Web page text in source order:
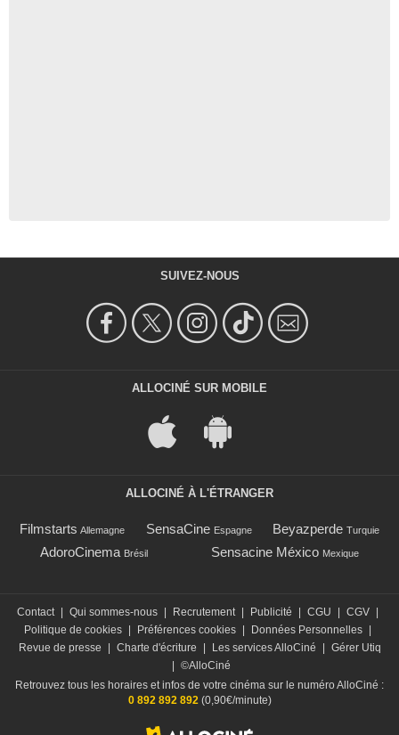
SUIVEZ-NOUS
ALLOCINÉ SUR MOBILE
ALLOCINÉ À L'ÉTRANGER
Filmstarts Allemagne SensaCine Espagne Beyazperde Turquie
AdoroCinema Brésil Sensacine México Mexique
Contact Qui sommes-nous Recrutement Publicité CGU CGV
Politique de cookies
Préférences cookies Données Personnelles
Revue de presse
Charte d'écriture Les services AlloCiné
Gérer Utiq
©AlloCiné
Retrouvez tous les horaires et infos de votre cinéma sur le numéro AlloCiné :
0 892 892 892(0,90€/minute)